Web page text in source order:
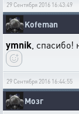
29 Сентября 2016 16:43:49
Kofeman
ymnik ,
29 Сентября 2016 16:44:55
Мозг